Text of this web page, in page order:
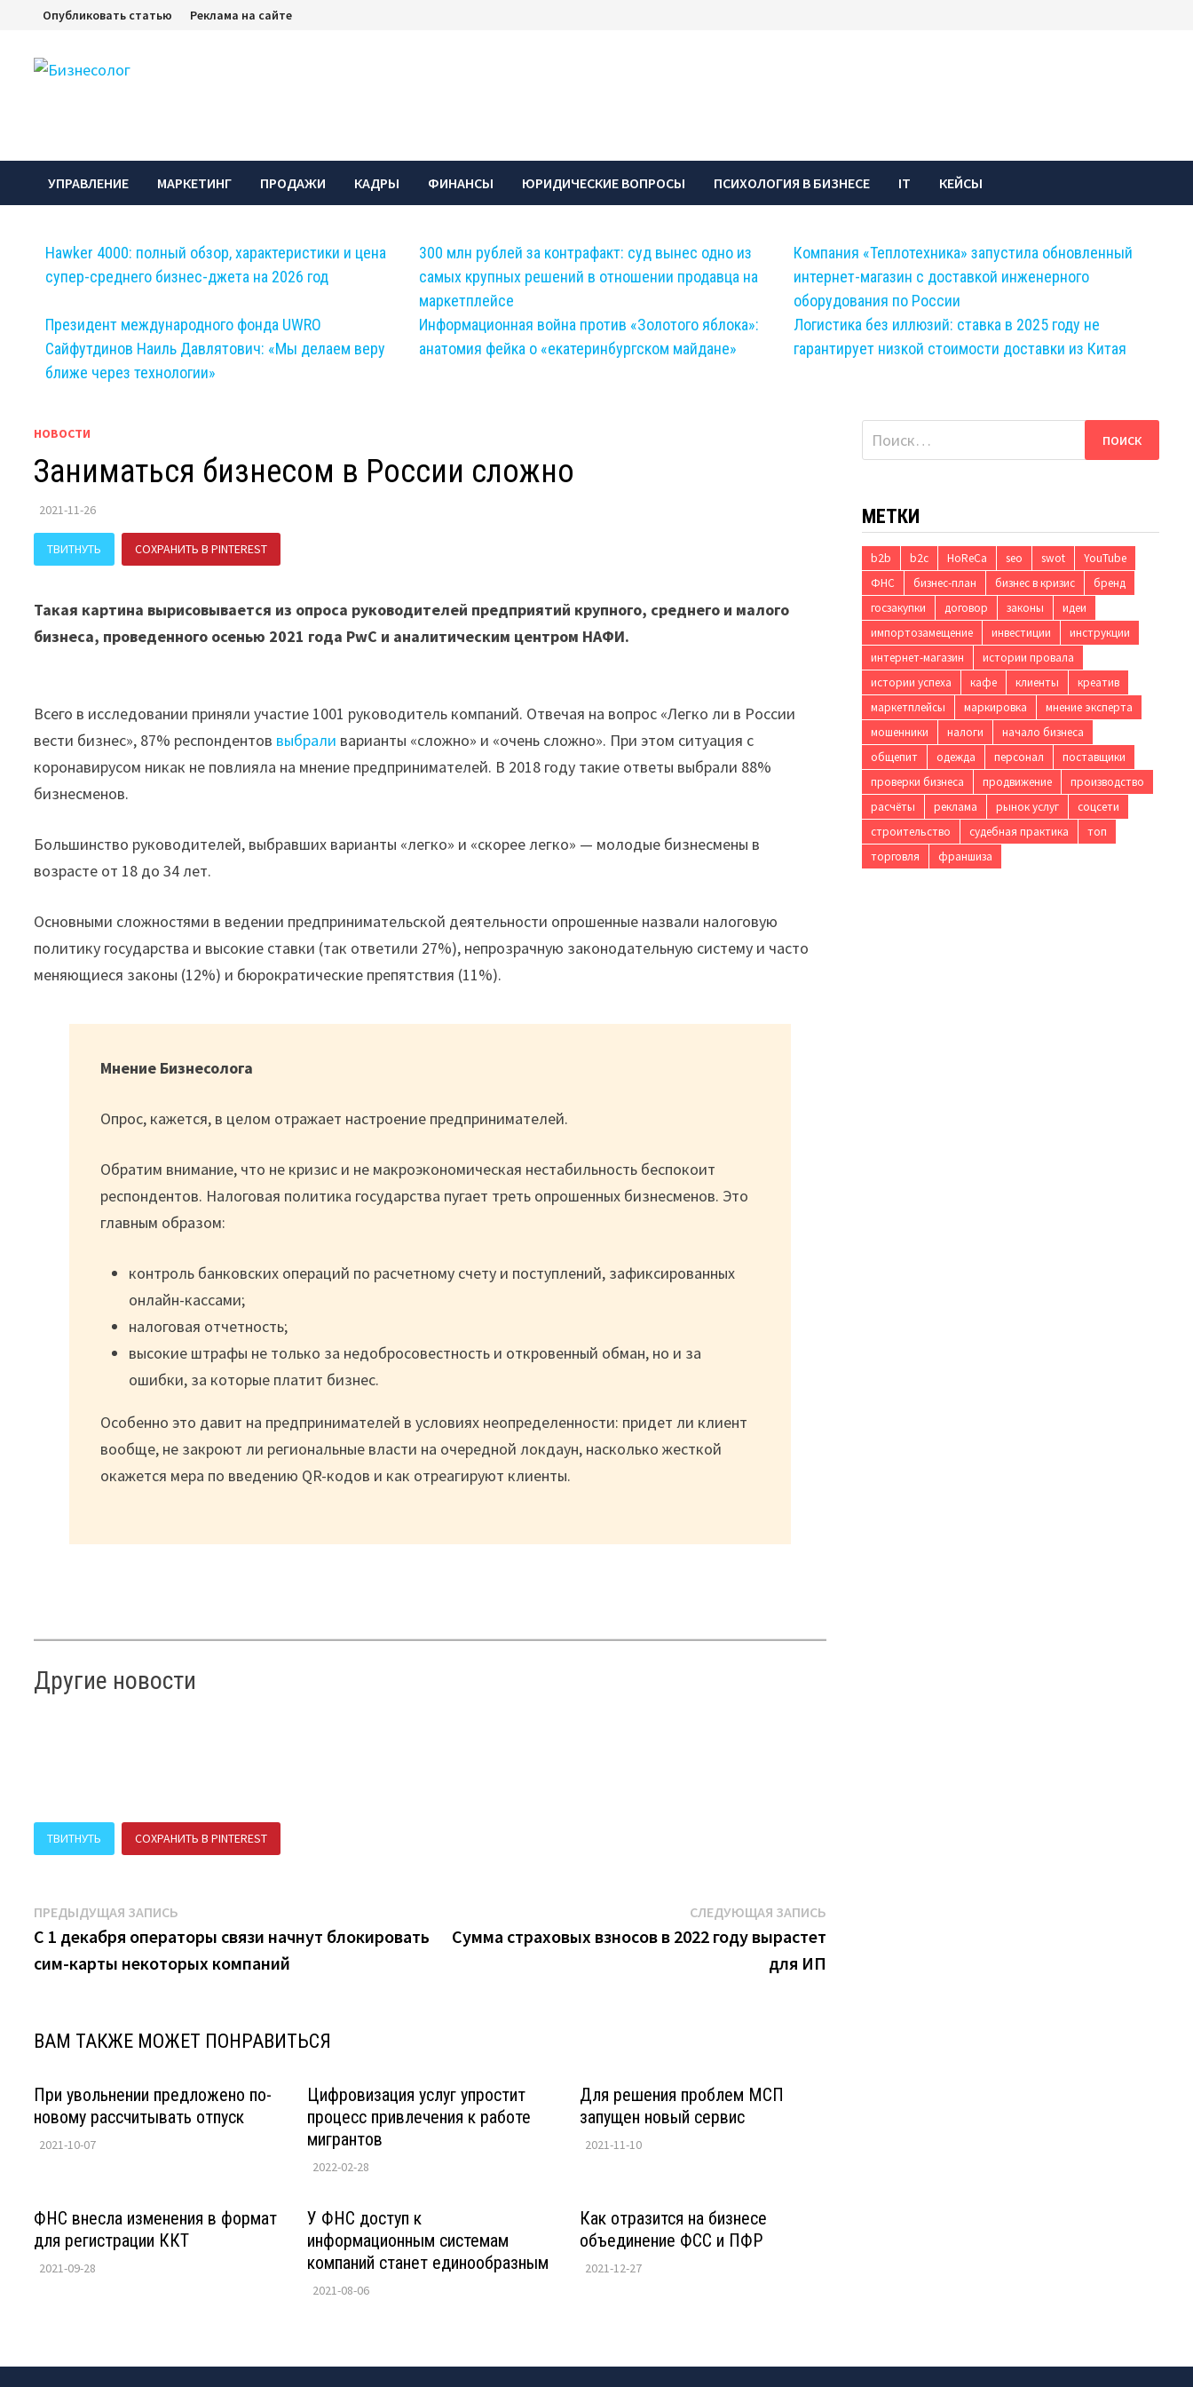
Перейти
содержимому
Опубликовать статью Реклама на сайте
УПРАВЛЕНИЕ МАРКЕТИНГ ПРОДАЖИ КАДРЫ ФИНАНСЫ ЮРИДИЧЕСКИЕ ВОПРОСЫ ПСИХОЛОГИЯ В БИЗНЕСЕ IT КЕЙСЫ
Hawker 4000: полный обзор, характеристики и цена
супер-среднего бизнес-джета на 2026 год
300 млн рублей за контрафакт: суд вынес одно из
самых крупных решений в отношении продавца на
маркетплейсе
Компания «Теплотехника» запустила обновленный
интернет-магазин с доставкой инженерного
оборудования по России
Президент международного фонда UWRO
Сайфутдинов Наиль Давлятович: «Мы делаем веру
ближе через технологии»
Информационная война против «Золотого яблока»:
анатомия фейка о «екатеринбургском майдане»
Логистика без иллюзий: ставка в 2025 году не
гарантирует низкой стоимости доставки из Китая
НОВОСТИ
Заниматься бизнесом в России сложно
2021-11-26
ТВИТНУТЬ СОХРАНИТЬ В PINTEREST
Такая картина вырисовывается из опроса руководителей предприятий крупного, среднего и малого
бизнеса, проведенного осенью 2021 года PwC и аналитическим центром НАФИ.
Всего в исследовании приняли участие 1001 руководитель компаний. Отвечая на вопрос «Легко ли в России
вести бизнес», 87% респондентов выбрали варианты «сложно» и «очень сложно». При этом ситуация с
коронавирусом никак не повлияла на мнение предпринимателей. В 2018 году такие ответы выбрали 88%
бизнесменов.
Большинство руководителей, выбравших варианты «легко» и «скорее легко» — молодые бизнесмены в
возрасте от 18 до 34 лет.
Основными сложностями в ведении предпринимательской деятельности опрошенные назвали налоговую
политику государства и высокие ставки (так ответили 27%), непрозрачную законодательную систему и часто
меняющиеся законы (12%) и бюрократические препятствия (11%).
Мнение Бизнесолога
Опрос, кажется, в целом отражает настроение предпринимателей.
Обратим внимание, что не кризис и не макроэкономическая нестабильность беспокоит
респондентов. Налоговая политика государства пугает треть опрошенных бизнесменов. Это
главным образом:
контроль банковских операций по расчетному счету и поступлений, зафиксированных
онлайн-кассами;
налоговая отчетность;
высокие штрафы не только за недобросовестность и откровенный обман, но и за
ошибки, за которые платит бизнес.
Особенно это давит на предпринимателей в условиях неопределенности: придет ли клиент
вообще, не закроют ли региональные власти на очередной локдаун, насколько жесткой
окажется мера по введению QR-кодов и как отреагируют клиенты.
Другие новости
ТВИТНУТЬ СОХРАНИТЬ В PINTEREST
Навигация
по
записям
ПРЕДЫДУЩАЯ ЗАПИСЬ
запись:
С 1 декабря операторы связи начнут блокировать
сим-карты некоторых компаний
СЛЕДУЮЩАЯ ЗАПИСЬСледующая
запись:
Сумма страховых взносов в 2022 году вырастет
для ИП
ВАМ ТАКЖЕ МОЖЕТ ПОНРАВИТЬСЯ
При увольнении предложено по-
новому рассчитывать отпуск
2021-10-07
Цифровизация услуг упростит
процесс привлечения к работе
мигрантов
2022-02-28
Для решения проблем МСП
запущен новый сервис
2021-11-10
ФНС внесла изменения в формат
для регистрации ККТ
2021-09-28
У ФНС доступ к
информационным системам
компаний станет единообразным
2021-08-06
Как отразится на бизнесе
объединение ФСС и ПФР
2021-12-27
Найти:
МЕТКИ
b2b b2c HoReCa seo swot
YouTube
ФНС
бизнес-план бизнес в кризис
бренд
госзакупки
договор законы
идеи
импортозамещение
инвестиции
инструкции
интернет-магазин
истории провала
истории успеха
кафе клиенты
креатив
маркетплейсы
маркировка
мнение эксперта
мошенники
налоги
начало бизнеса
общепит
одежда персонал
поставщики
проверки бизнеса
продвижение
производство
расчёты
реклама рынок услуг
соцсети
строительство
судебная практика
топ
торговля
франшиза